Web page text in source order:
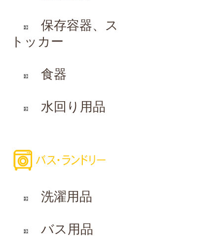
保存容器、ス
トッカー
食器
水回り用品
洗濯用品
バス用品